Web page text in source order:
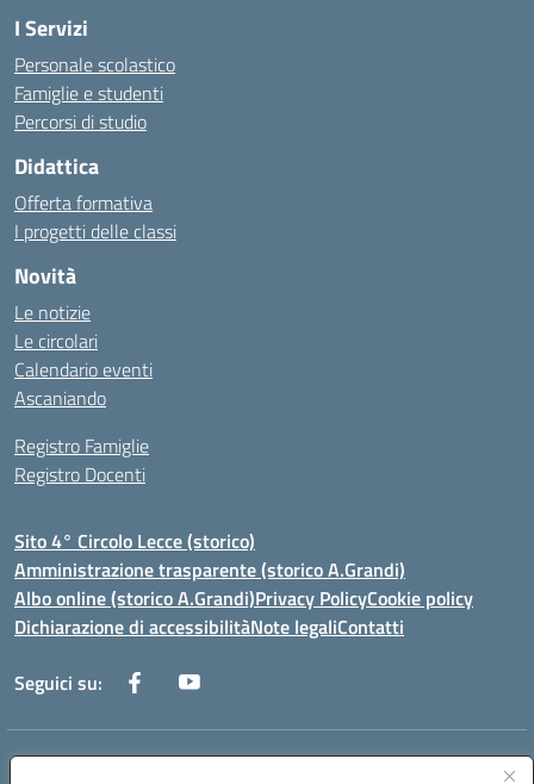
I Servizi
Personale scolastico
Famiglie e studenti
Percorsi di studio
Didattica
Offerta formativa
I progetti delle classi
Novità
Le notizie
Le circolari
Calendario eventi
Ascaniando
Registro Famiglie
Registro Docenti
Sito 4° Circolo Lecce (storico)
Amministrazione trasparente (storico A.Grandi)
Albo online (storico A.Grandi)Privacy PolicyCookie policy
Dichiarazione di accessibilitàNote legaliContatti
Seguici su:
Indirizzo: